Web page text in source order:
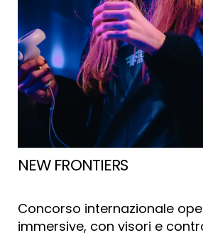
NEW FRONTIERS
Concorso internazionale
immersive, con visori e